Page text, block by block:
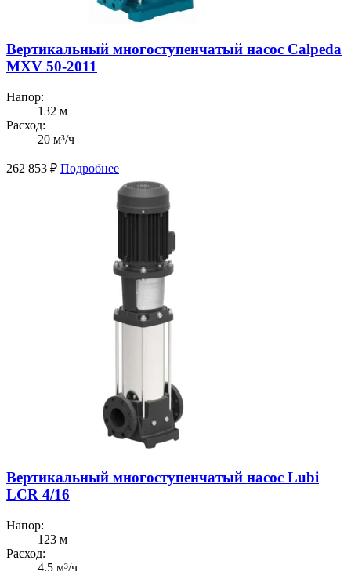
Вертикальный многоступенчатый насос Calpeda
MXV 50-2011
Напор:
132 м
Расход:
20 м³/ч
262 853 ₽ Подробнее
Вертикальный многоступенчатый насос Lubi
LCR 4/16
Напор:
123 м
Расход:
4.5 м³/ч